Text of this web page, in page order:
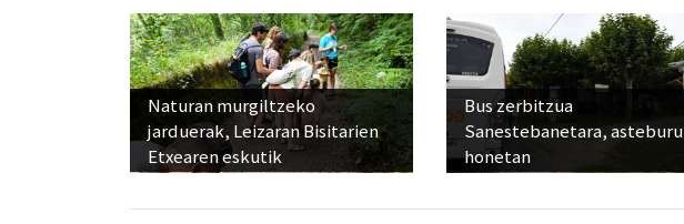
Naturan murgiltzeko
jarduerak, Leizaran Bisitarien
Etxearen eskutik
Bus zerbitzua
Sanestebanetara, asteburu
honetan